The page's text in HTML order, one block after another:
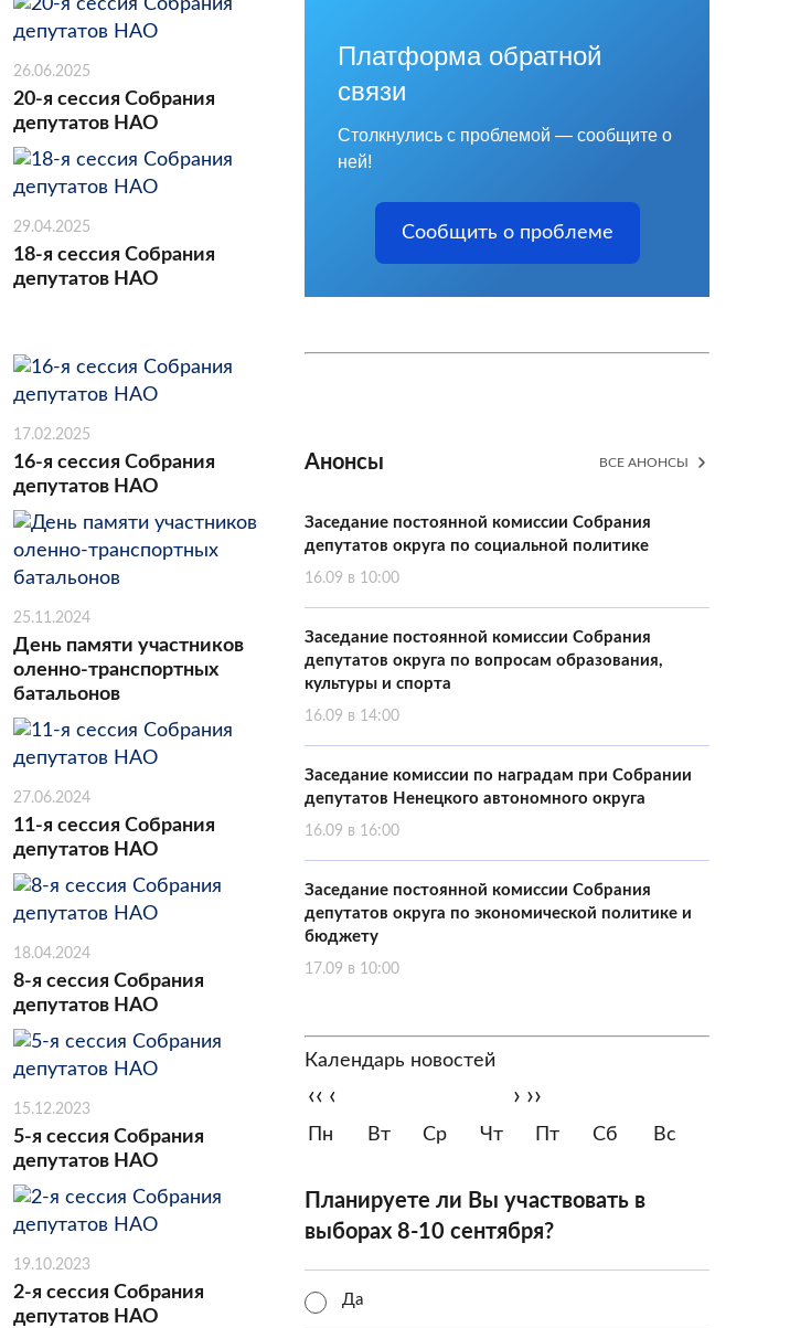
26.06.2025
20-я сессия Собрания
депутатов НАО
29.04.2025
18-я сессия Собрания
депутатов НАО
17.02.2025
16-я сессия Собрания
депутатов НАО
25.11.2024
День памяти участников
оленно-транспортных
батальонов
27.06.2024
11-я сессия Собрания
депутатов НАО
18.04.2024
8-я сессия Собрания
депутатов НАО
15.12.2023
5-я сессия Собрания
депутатов НАО
19.10.2023
2-я сессия Собрания
депутатов НАО
Платформа обратной
связи
Столкнулись с проблемой — сообщите о
ней!
Сообщить о проблеме
Анонсы ВСЕ АНОНСЫ
Заседание постоянной комиссии Собрания
депутатов округа по социальной политике
16.09 в 10:00
Заседание постоянной комиссии Собрания
депутатов округа по вопросам образования,
культуры и спорта
16.09 в 14:00
Заседание комиссии по наградам при Собрании
депутатов Ненецкого автономного округа
16.09 в 16:00
Заседание постоянной комиссии Собрания
депутатов округа по экономической политике и
бюджету
17.09 в 10:00
Календарь новостей
‹‹ ‹ › ››
Пн Вт Ср Чт Пт Сб Вс
Планируете ли Вы участвовать в
выборах 8-10 сентября?
Да